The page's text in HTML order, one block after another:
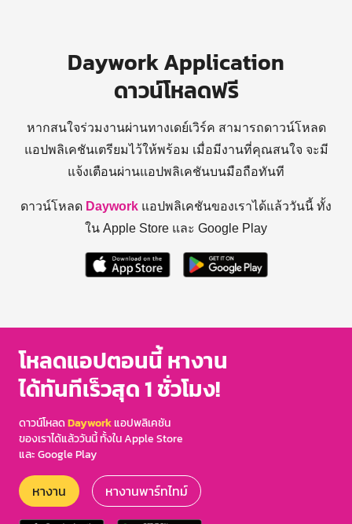
Daywork Application
ดาวน์โหลดฟรี
หากสนใจร่วมงานผ่านทางเดย์เวิร์ค สามารถดาวน์โหลด
แอปพลิเคชันเตรียมไว้ให้พร้อม เมื่อมีงานที่คุณสนใจ จะมี
แจ้งเตือนผ่านแอปพลิเคชันบนมือถือทันที
ดาวน์โหลด Daywork แอปพลิเคชันของเราได้แล้ววันนี้ ทั้ง
ใน Apple Store และ Google Play
โหลดแอปตอนนี้ หางาน
ได้ทันทีเร็วสุด 1 ชั่วโมง!
ดาวน์โหลดDayworkแอปพลิเคชัน
ของเราได้แล้ววันนี้ ทั้งใน Apple Store
และ Google Play
หางาน หางานพาร์ทไทม์